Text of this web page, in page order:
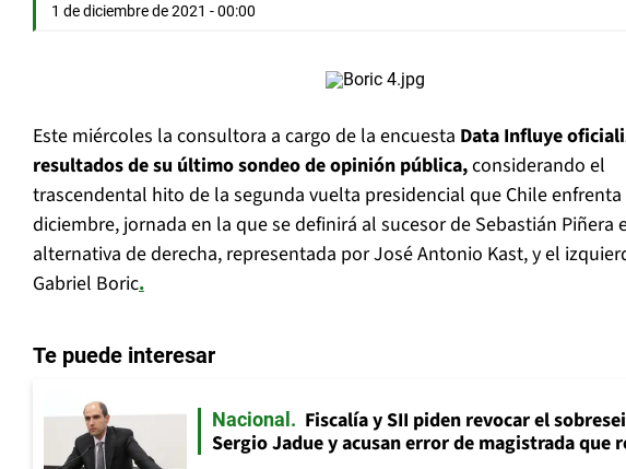
1 de diciembre de 2021 - 00:00
Este miércoles la consultora a cargo de la encuesta Data Influye
resultados de su último sondeo de opinión pública,considerando el
trascendental hito de la segunda vuelta presidencial que Chile enfrenta
diciembre, jornada en la que se definirá al sucesor de Sebastián Piñera
alternativa de derecha, representada por José Antonio Kast, y el
Gabriel Boric.
Te puede interesar
Nacional
Fiscalía y SII piden revocar el
Sergio Jadue y acusan error de magistrada que